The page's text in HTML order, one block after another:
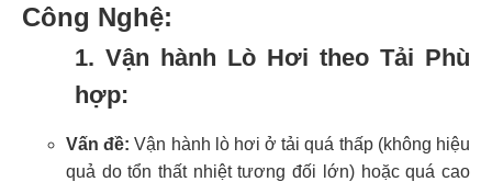
Công Nghệ:
1. Vận hành Lò Hơi theo Tải Phù
hợp:
Vấn đề: Vận hành lò hơi ở tải quá thấp (không hiệu
quả do tổn thất nhiệt tương đối lớn) hoặc quá cao